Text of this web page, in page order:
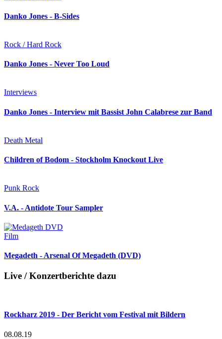
Danko Jones - B-Sides
Rock / Hard Rock
Danko Jones - Never Too Loud
Interviews
Danko Jones - Interview mit Bassist John Calabrese zur Band
Death Metal
Children of Bodom - Stockholm Knockout Live
Punk Rock
V.A. - Antidote Tour Sampler
Film
Megadeth - Arsenal Of Megadeth (DVD)
Live / Konzertberichte dazu
Rockharz 2019 - Der Bericht vom Festival mit Bildern
08.08.19